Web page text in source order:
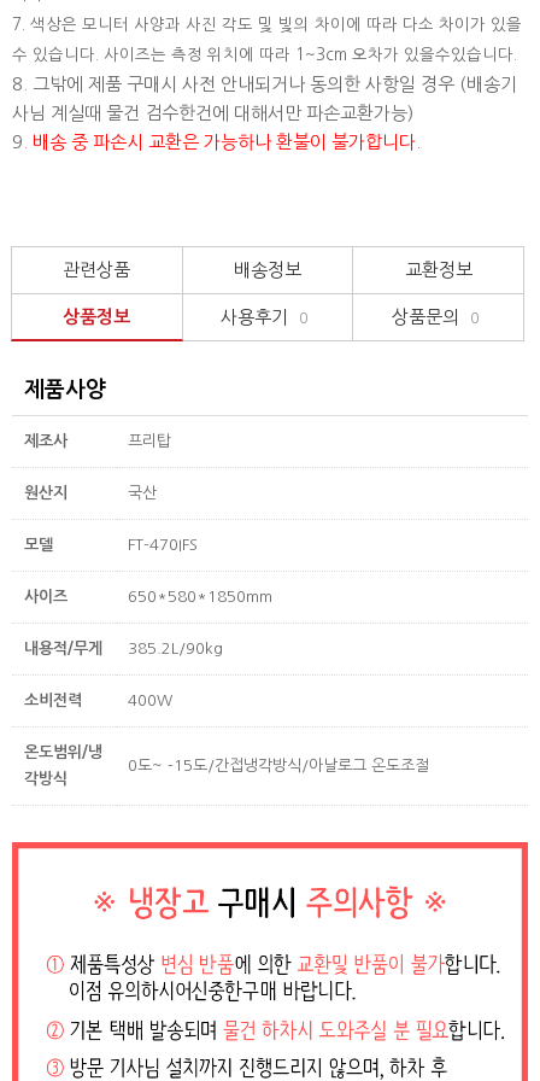
7. 색상은 모니터 사양과 사진 각도 및 빛의 차이에 따라 다소 차이가 있을
수 있습니다. 사이즈는 측정 위치에 따라 1~3cm 오차가 있을수있습니다.
8. 그밖에 제품 구매시 사전 안내되거나 동의한 사항일 경우 (배송기
사님 계실때 물건 검수한건에 대해서만 파손교환가능)
9. 배송 중 파손시 교환은 가능하나 환불이 불가합니다.
관련상품 배송정보 교환정보
상품정보 사용후기 0 상품문의 0
제품사양
제조사 프리탑
원산지 국산
모델 FT-470IFS
사이즈 650*580*1850mm
내용적/무게 385.2L/90kg
소비전력 400W
온도범위/냉
각방식
0도~ -15도/간접냉각방식/아날로그 온도조절